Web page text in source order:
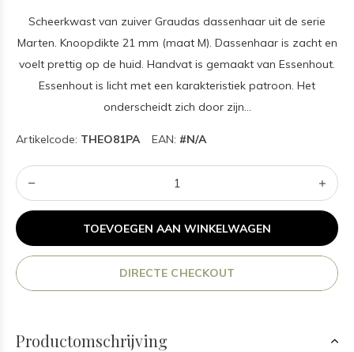
Scheerkwast van zuiver Graudas dassenhaar uit de serie
Marten. Knoopdikte 21 mm (maat M). Dassenhaar is zacht en
voelt prettig op de huid. Handvat is gemaakt van Essenhout.
Essenhout is licht met een karakteristiek patroon. Het
onderscheidt zich door zijn...
Artikelcode: THEO81PA EAN: #N/A
TOEVOEGEN AAN WINKELWAGEN
DIRECTE CHECKOUT
Productomschrijving